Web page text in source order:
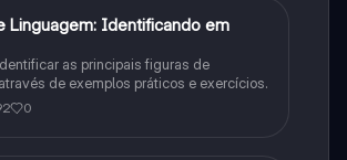
Linguagem: Identificando em
as principais figuras de
de exemplos práticos e exercícios.
0